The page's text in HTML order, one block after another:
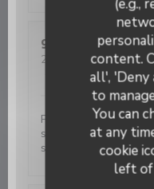
(e.g.,
content.
all', 'Deny
to
You can
at any
cookie
left of
godin
2026-08-01- 19:30 -
5/5 Ambiance
Petite façade sans
simple et efficace,
souriante et agréable.